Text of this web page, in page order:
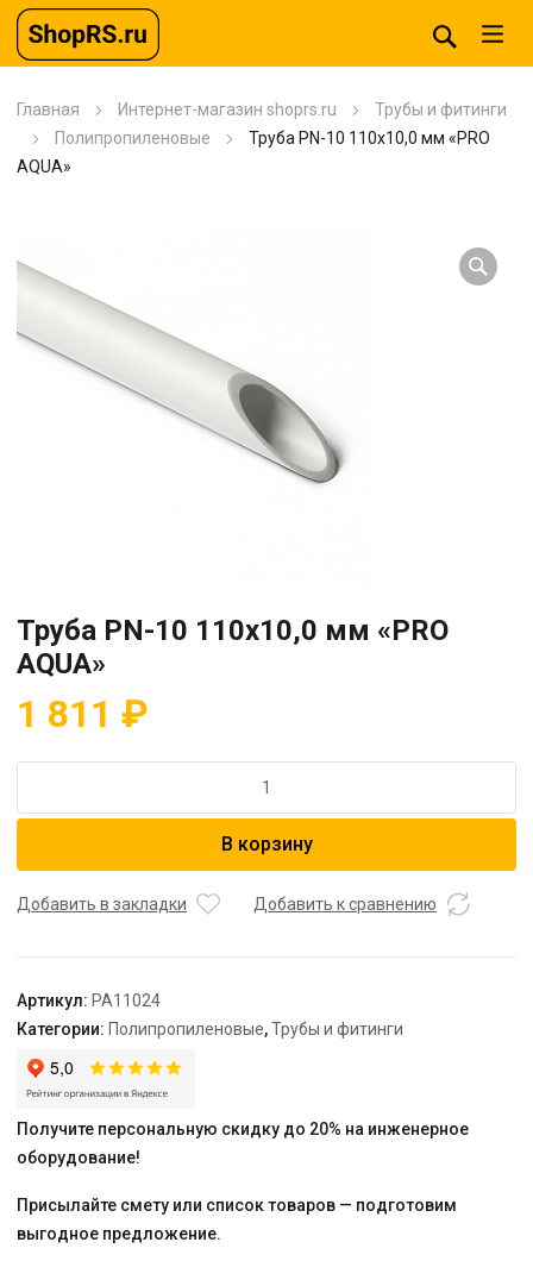
Главная Интернет-магазин shoprs.ru
Трубы и фитинги
Полипропиленовые
Труба PN-10 110х10,0 мм «PRO
AQUA»
Труба PN-10 110х10,0 мм «PRO
AQUA»
1 811 ₽
Труба
110х10,0
В корзину
Добавить в закладки Добавить к сравнению
Артикул: PA11024
Категории: Полипропиленовые,Трубы и фитинги
Получите персональную скидку до 20% на инженерное
оборудование!
Присылайте смету или список товаров — подготовим
выгодное предложение.